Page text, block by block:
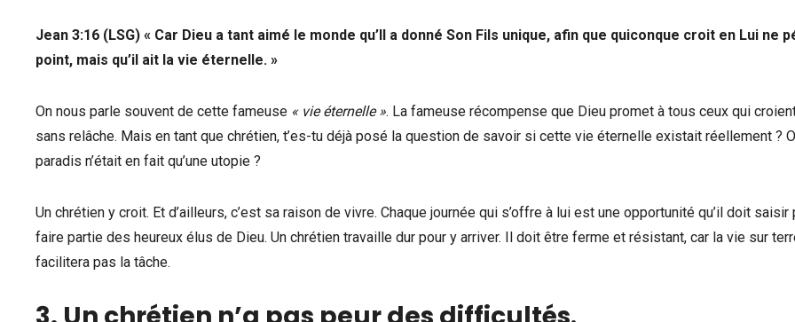
Jean 3:16 (LSG) « Car Dieu a tant aimé le monde qu’Il a donné Son Fils unique, afin que quiconque croit en Lui ne
point, mais qu’il ait la vie éternelle. »
On nous parle souvent de cette fameuse « vie éternelle ». La fameuse récompense que Dieu promet à tous ceux qui
sans relâche. Mais en tant que chrétien, t’es-tu déjà posé la question de savoir si cette vie éternelle existait réellement ?
paradis n’était en fait qu’une utopie ?
Un chrétien y croit. Et d’ailleurs, c’est sa raison de vivre. Chaque journée qui s’offre à lui est une opportunité qu’il doit saisir
faire partie des heureux élus de Dieu. Un chrétien travaille dur pour y arriver. Il doit être ferme et résistant, car la vie sur
facilitera pas la tâche.